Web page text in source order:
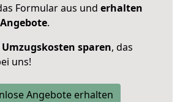
Formular aus und erhalten
.
Umzugskosten sparen, das
uns!
Angebote erhalten